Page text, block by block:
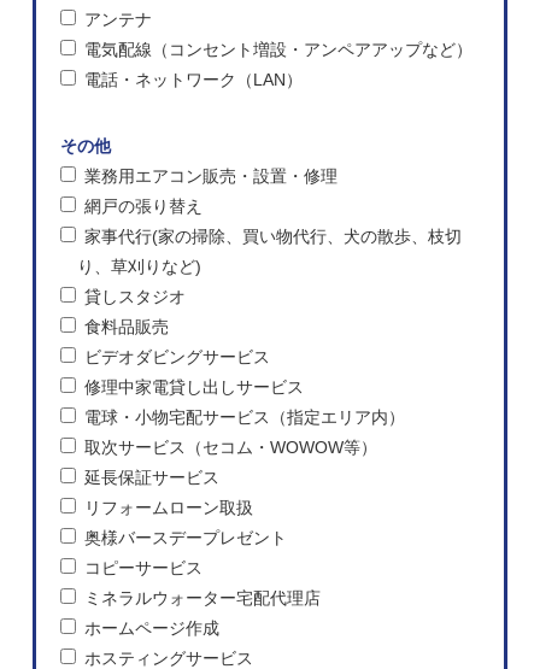
アンテナ
電気配線（コンセント増設・アンペアアップなど）
電話・ネットワーク（LAN）
その他
業務用エアコン販売・設置・修理
網戸の張り替え
家事代行(家の掃除、買い物代行、犬の散歩、枝切
り、草刈りなど)
貸しスタジオ
食料品販売
ビデオダビングサービス
修理中家電貸し出しサービス
電球・小物宅配サービス（指定エリア内）
取次サービス（セコム・WOWOW等）
延長保証サービス
リフォームローン取扱
奥様バースデープレゼント
コピーサービス
ミネラルウォーター宅配代理店
ホームページ作成
ホスティングサービス